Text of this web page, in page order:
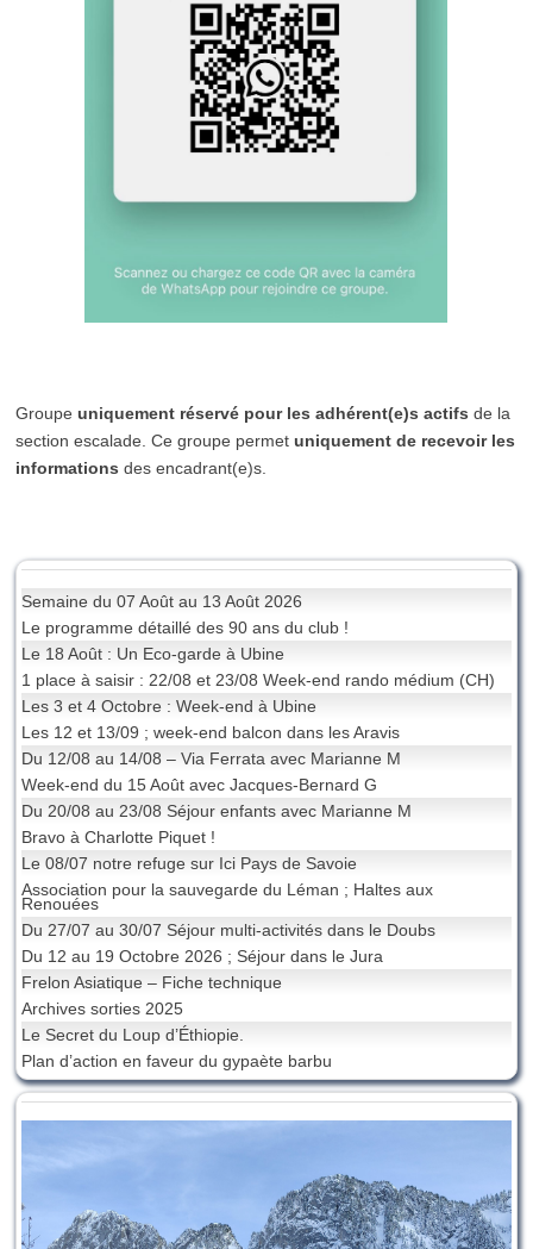
Groupe uniquement réservé pour les adhérent(e)s actifs de la
section escalade. Ce groupe permet uniquement de recevoir les
informations des encadrant(e)s.
Semaine du 07 Août au 13 Août 2026
Le programme détaillé des 90 ans du club !
Le 18 Août : Un Eco-garde à Ubine
1 place à saisir : 22/08 et 23/08 Week-end rando médium (CH)
Les 3 et 4 Octobre : Week-end à Ubine
Les 12 et 13/09 ; week-end balcon dans les Aravis
Du 12/08 au 14/08 – Via Ferrata avec Marianne M
Week-end du 15 Août avec Jacques-Bernard G
Du 20/08 au 23/08 Séjour enfants avec Marianne M
Bravo à Charlotte Piquet !
Le 08/07 notre refuge sur Ici Pays de Savoie
Association pour la sauvegarde du Léman ; Haltes aux
Renouées
Du 27/07 au 30/07 Séjour multi-activités dans le Doubs
Du 12 au 19 Octobre 2026 ; Séjour dans le Jura
Frelon Asiatique – Fiche technique
Archives sorties 2025
Le Secret du Loup d’Éthiopie.
Plan d’action en faveur du gypaète barbu